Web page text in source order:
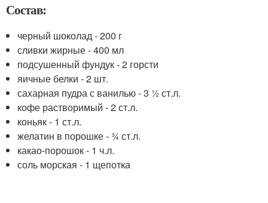
Состав:
черный шоколад - 200 г
сливки жирные - 400 мл
подсушенный фундук - 2 горсти
яичные белки - 2 шт.
сахарная пудра с ванилью - 3 ½ ст.л.
кофе растворимый - 2 ст.л.
коньяк - 1 ст.л.
желатин в порошке - ¾ ст.л.
какао-порошок - 1 ч.л.
соль морская - 1 щепотка